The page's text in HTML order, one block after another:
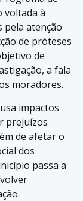
voltada à
pela atenção
de próteses
de
a fala
moradores.
impactos
prejuízos
de afetar o
dos
passa a